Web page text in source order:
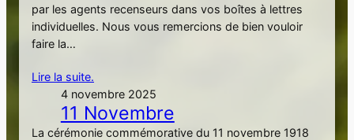
par les agents recenseurs dans vos boîtes à lettres
individuelles. Nous vous remercions de bien vouloir
faire la…
Lire la suite.
4 novembre 2025
11 Novembre
La cérémonie commémorative du 11 novembre 1918